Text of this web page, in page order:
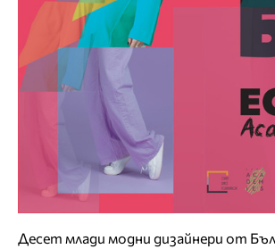
Десет млади модни дизайнери от